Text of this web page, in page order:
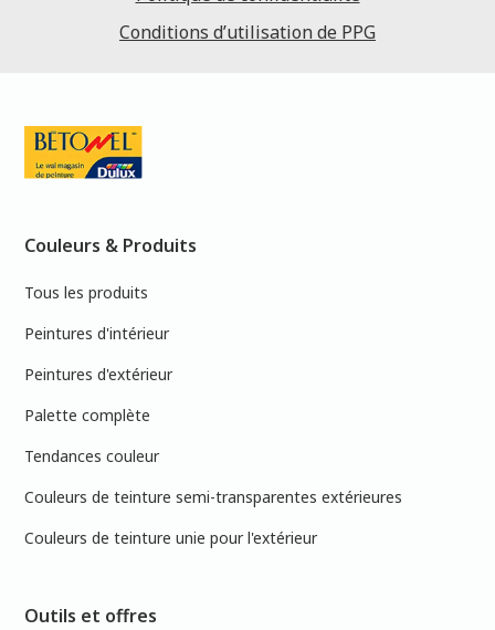
Conditions d’utilisation de PPG
Couleurs & Produits
Tous les produits
Peintures d'intérieur
Peintures d'extérieur
Palette complète
Tendances couleur
Couleurs de teinture semi-transparentes extérieures
Couleurs de teinture unie pour l'extérieur
Outils et offres